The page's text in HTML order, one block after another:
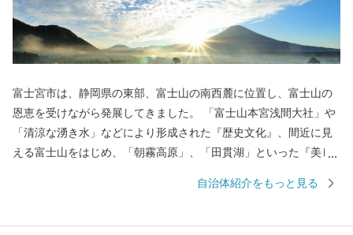
富士宮市は、静岡県の東部、富士山の南西麓に位置し、富士山の
恩恵を受けながら発展してきました。 「富士山本宮浅間大社」や
「清涼な湧き水」などにより形成された『歴史文化』、間近に見
える富士山をはじめ、「朝霧高原」、「田貫湖」といった『美し
て生産された農産物、ニジマス、日本酒といった『美食』など、
自治体紹介をもっと見る